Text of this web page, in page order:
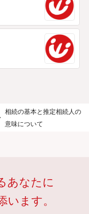
相続の基本と推定相続人の
意味について
あなたに
います。